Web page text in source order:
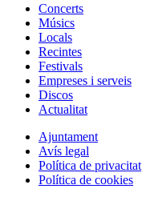
Concerts
Músics
Locals
Recintes
Festivals
Empreses i serveis
Discos
Actualitat
Ajuntament
Avís legal
Política de privacitat
Política de cookies